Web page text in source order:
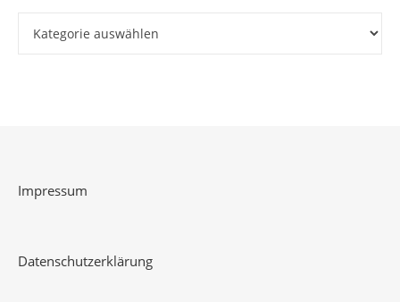
Impressum
Datenschutzerklärung